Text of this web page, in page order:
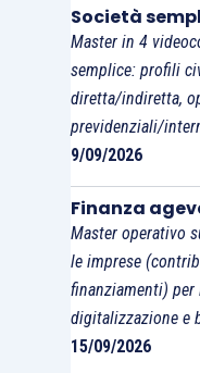
La
seguenti dati:
VL29
(15.000
VX5
€ 25.000
In tal casonon è
dichiarazione
effettuare
Società
Master in 4
semplice: profili
diretta/indiretta,
previdenziali/
9/09/2026
Finanza
Master operativo
le imprese
finanziamenti)
digitalizzazione e
15/09/2026